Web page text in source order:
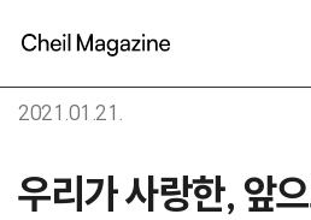
2021.01.21.
우리가 사랑한, 앞